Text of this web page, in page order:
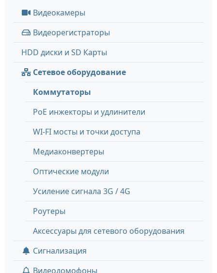
Видеокамеры
Видеорегистраторы
HDD диски и SD Карты
Сетевое оборудование
Коммутаторы
PoE инжекторы и удлинители
WI-FI мосты и точки доступа
Медиаконвертеры
Оптические модули
Усиление сигнала 3G / 4G
Роутеры
Аксессуары для сетевого оборудования
Сигнализация
Видеодомофоны